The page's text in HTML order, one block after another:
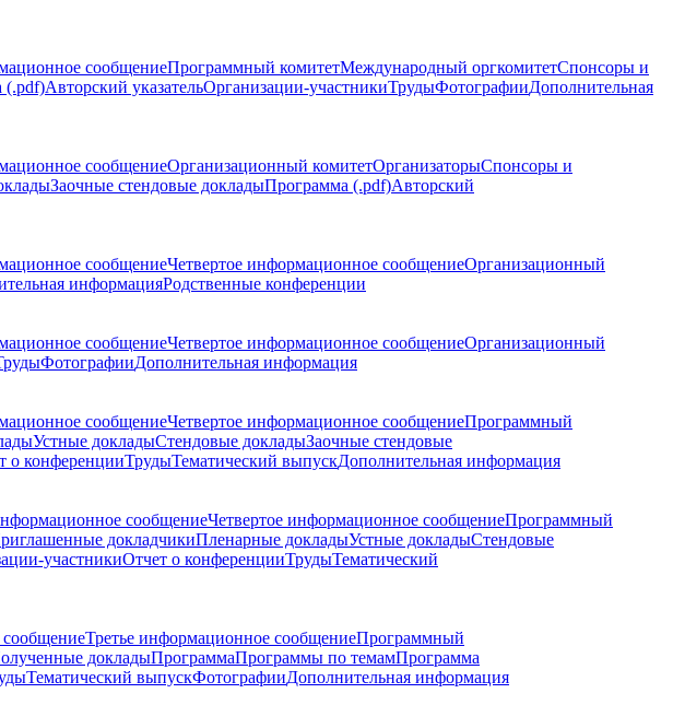
сообщениеПрограммный комитетМеждународный оргкомитетСпонсоры и
(.pdf)Авторский указательОрганизации-участникиТрудыФотографииДополнительная
сообщениеОрганизационный комитетОрганизаторыСпонсоры и
Заочные стендовые докладыПрограмма (.pdf)Авторский
сообщениеЧетвертое информационное сообщениеОрганизационный
информацияРодственные конференции
сообщениеЧетвертое информационное сообщениеОрганизационный
ФотографииДополнительная информация
сообщениеЧетвертое информационное сообщениеПрограммный
Устные докладыСтендовые докладыЗаочные стендовые
о конференцииТрудыТематический выпускДополнительная информация
сообщениеЧетвертое информационное сообщениеПрограммный
докладчикиПленарные докладыУстные докладыСтендовые
участникиОтчет о конференцииТрудыТематический
Третье информационное сообщениеПрограммный
докладыПрограммаПрограммы по темамПрограмма
Тематический выпускФотографииДополнительная информация